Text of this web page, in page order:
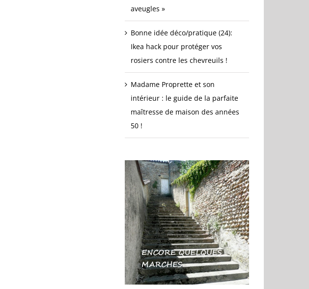
aveugles »
Bonne idée déco/pratique (24):
Ikea hack pour protéger vos
rosiers contre les chevreuils !
Madame Proprette et son
intérieur : le guide de la parfaite
maîtresse de maison des années
50 !